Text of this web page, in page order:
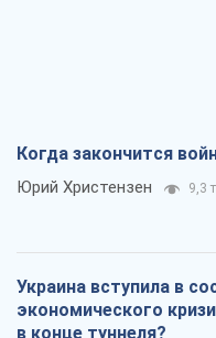
Когда закончится
Юрий Христензен 9,3
Украина вступила в
экономического
в конце туннеля?